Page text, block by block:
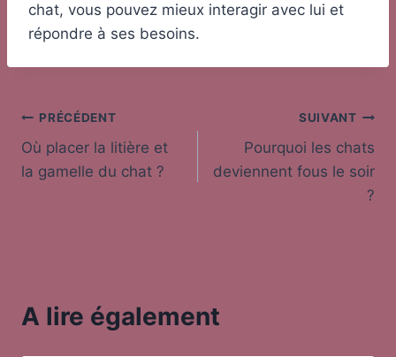
chat, vous pouvez mieux interagir avec lui et
répondre à ses besoins.
Navigation
de
PRÉCÉDENT
Où placer la litière et
la gamelle du chat ?
SUIVANT
Pourquoi les chats
deviennent fous le soir
?
A lire également